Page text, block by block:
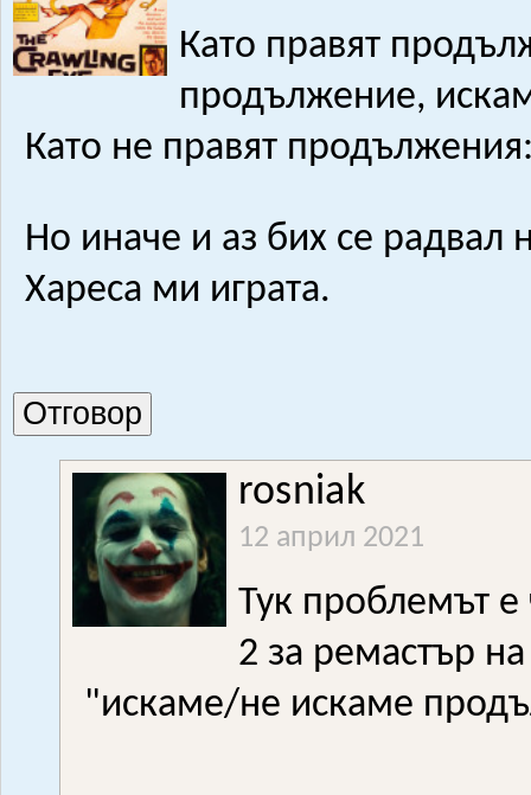
Като правят
продължение,
Като не правят
Но иначе и аз бих се радвал
Хареса ми играта.
Отговор
rosniak
12 април 2021
Тук проблемът е
2 за ремастър
"искаме/не искаме